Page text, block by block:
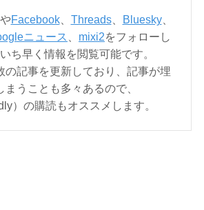
やFacebook、 Threads、 Bluesky、
ニュース mixi2をフォローし
ち早く情報を閲覧可能です。
の記事を更新しており、記事が埋
まうことも多々あるので、
）の購読もオススメします。